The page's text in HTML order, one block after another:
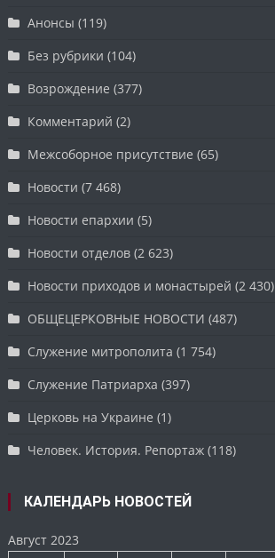
Анонсы (119)
Без рубрики (104)
Возрождение (377)
Комментарий (2)
Межсоборное присутствие (65)
Новости (7 468)
Новости епархии (5)
Новости отделов (2 623)
Новости приходов и монастырей (2 430)
ОБЩЕЦЕРКОВНЫЕ НОВОСТИ (487)
Служение митрополита (1 754)
Служение Патриарха (397)
Церковь на Украине (1)
Человек. История. Репортаж (118)
КАЛЕНДАРЬ НОВОСТЕЙ
Август 2023